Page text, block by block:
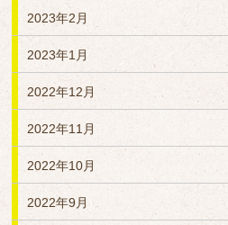
2023年2月
2023年1月
2022年12月
2022年11月
2022年10月
2022年9月